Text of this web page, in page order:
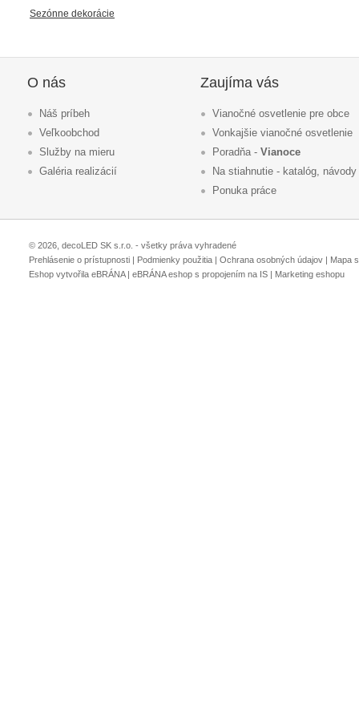
Sezónne dekorácie
O nás
Náš príbeh
Veľkoobchod
Služby na mieru
Galéria realizácií
Zaujíma vás
Vianočné osvetlenie pre obce
Vonkajšie vianočné osvetlenie
Poradňa - Vianoce
Na stiahnutie - katalóg, návody
Ponuka práce
© 2026, decoLED SK s.r.o. - všetky práva vyhradené
Prehlásenie o prístupnosti | Podmienky použitia | Ochrana osobných údajov | Mapa
Eshop vytvořila eBRÁNA| eBRÁNA eshop s propojením na IS | Marketing eshopu